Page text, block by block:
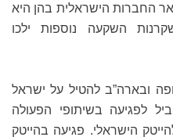
החברות הישראלית בהן היא
השקעה נוספות ילכו
ובארה”ב להטיל על ישראל
לפגיעה בשיתופי הפעולה
הישראלי. פגיעה בהייטק